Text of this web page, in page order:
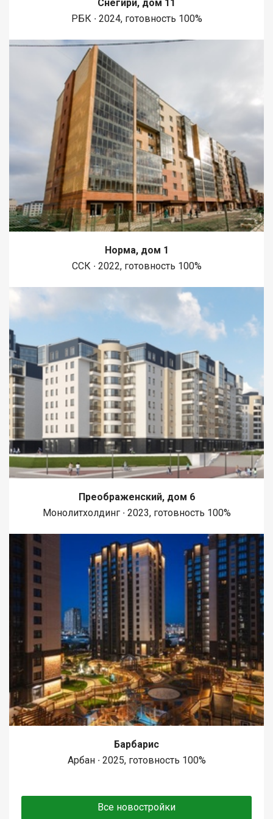
1450 метров вдоль реки Енисей и 500 метров вдоль реки
Базаиха с организованными спусками к воде и остановкой
Сеть пешеходных и велосипедно-роликовых дорожек по
всему району. В целях безопасности велосипедно-роликовая
дорожка от пешеходной изолирована бордюром высотой 10
Снегири, дом 11
РБК ∙ 2024, готовность 100%
Норма, дом 1
ССК ∙ 2022, готовность 100%
Преображенский, дом 6
Монолитхолдинг ∙ 2023, готовность 100%
Барбарис
Арбан ∙ 2025, готовность 100%
Все новостройки